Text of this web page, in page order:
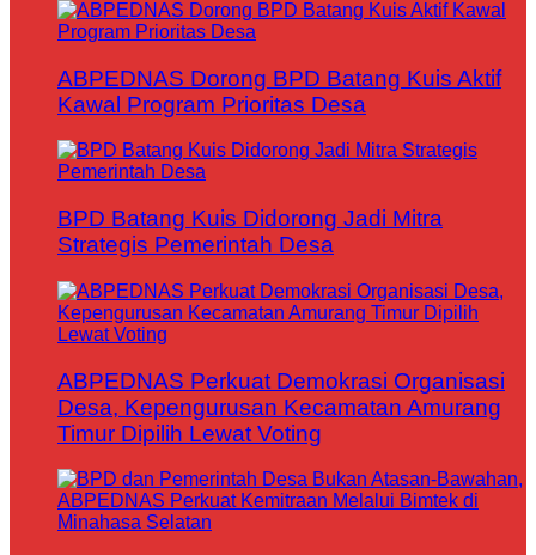
ABPEDNAS Dorong BPD Batang Kuis Aktif
Kawal Program Prioritas Desa
BPD Batang Kuis Didorong Jadi Mitra
Strategis Pemerintah Desa
ABPEDNAS Perkuat Demokrasi Organisasi
Desa, Kepengurusan Kecamatan Amurang
Timur Dipilih Lewat Voting